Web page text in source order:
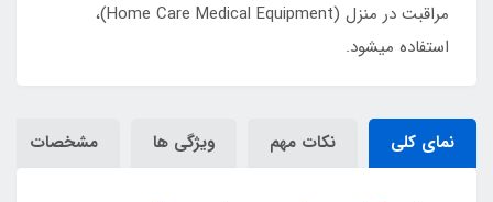
مراقبت در منزل (Home Care Medical Equipment)،
استفاده میشود.
نمای کلی نکات مهم ویژگی ها مشخصات